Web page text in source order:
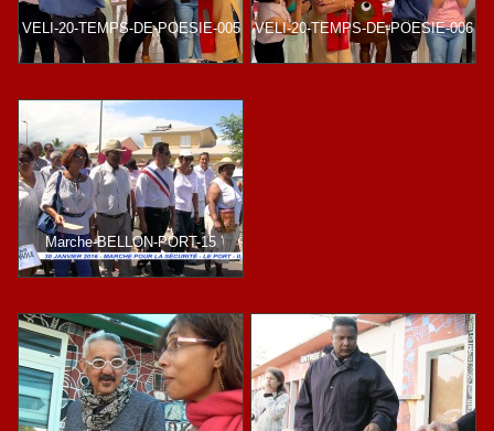
VELI-20-TEMPS-DE-POESIE-005 VELI-20-TEMPS-DE-POESIE-006
Marche-BELLON-PORT-15